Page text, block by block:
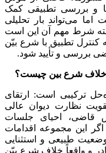
و بررسی تطبیقی کمک
می‌تواند بار تحلیلی
شرط مهم آن این است
تطبیق با شرع بیّن
بررسی و تأیید شود.
خلاف شرع بین چیست؟
ترکیبی است: ارتقای
نظارت دیوان عالی
قاضی، احیای جلسات
این مجموعه اقدامات
۴۷۷ دوباره به وضعیت طبیعی و استثنایی
و واقعاً خلاف شرع بیّن